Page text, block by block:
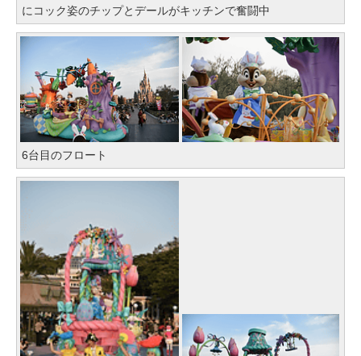
にコック姿のチップとデールがキッチンで奮闘中
6台目のフロート